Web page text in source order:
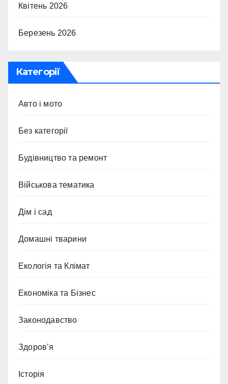
Квітень 2026
Березень 2026
Категорії
Авто і мото
Без категорії
Будівництво та ремонт
Військова тематика
Дім і сад
Домашні тварини
Екологія та Клімат
Економіка та Бізнес
Законодавство
Здоров’я
Історія